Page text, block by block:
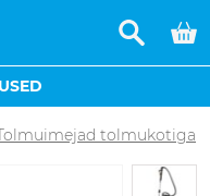
tolmukotiga